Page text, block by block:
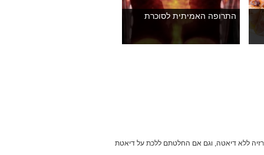
התרופה האמיתית לסוכרת
ללא דיאטה, וגם אם החלטתם ללכת על דיאטת